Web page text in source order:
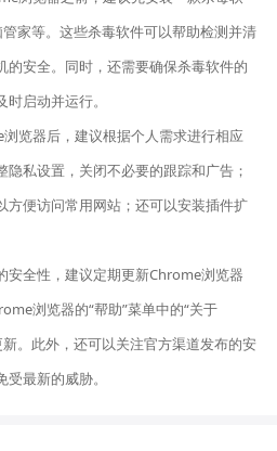
家等。这些杀毒软件可以帮助检测并清
的安全。同时，还需要确保杀毒软件的
启动并运行。
览器后，建议根据个人需求进行相应
私设置，关闭不必要的跟踪和广告；
方便访问常用网站；还可以安装插件扩
安全性，建议定期更新Chrome浏览器
浏览器的“帮助”菜单中的“关于
。此外，还可以关注官方渠道发布的安
最新的威胁。